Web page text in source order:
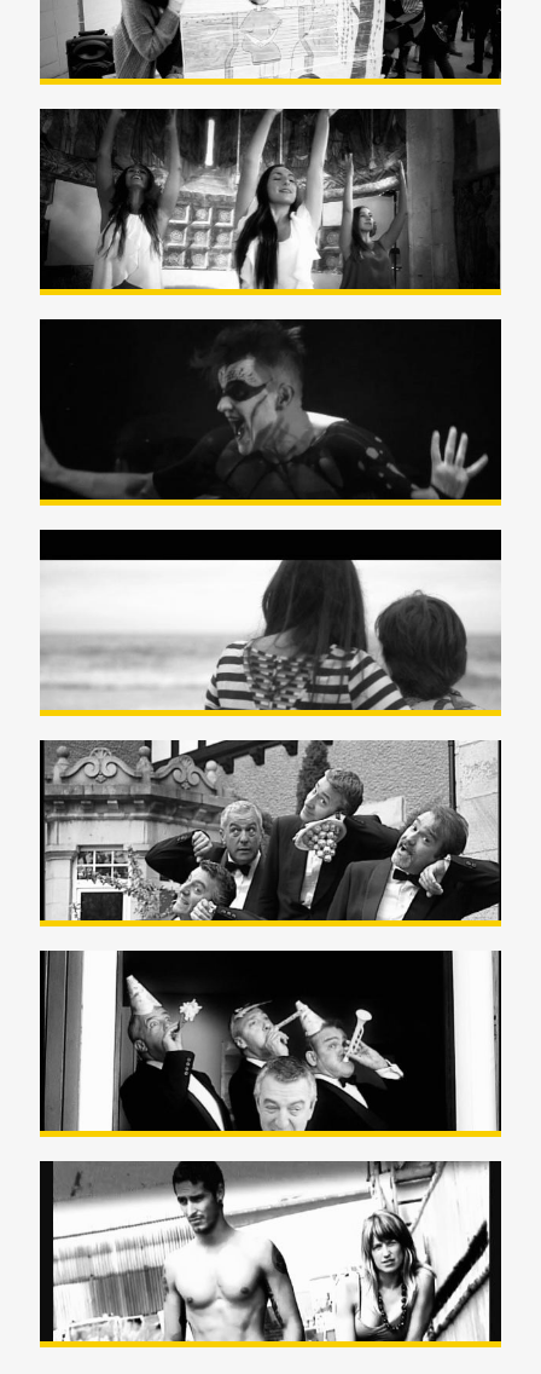
Videoclip Salsa Del Padre
Nuestro
Vampirabile «The Wendigo»
Videoclip sobre el Alzheimer
SEGUROS BILBAO con Golden
Apple Quarter
SCHUSS «Compañía Coca Cola»
Videoclip
MODA: NATALIA ZABALA -
making of